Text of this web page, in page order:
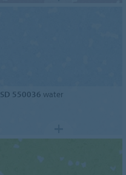
SD 550036 water